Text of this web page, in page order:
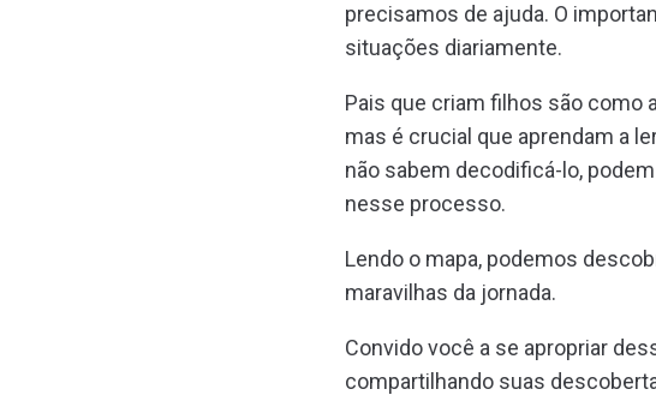
precisamos de ajuda. O
situações diariamente.
Pais que criam filhos são como
mas é crucial que aprendam a
não sabem decodificá-lo,
nesse processo.
Lendo o mapa, podemos
maravilhas da jornada.
Convido você a se apropriar
compartilhando suas